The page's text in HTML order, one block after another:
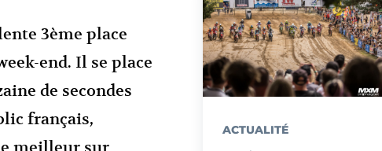
3ème place
end. Il se place
de secondes
français,
ACTUALITÉ